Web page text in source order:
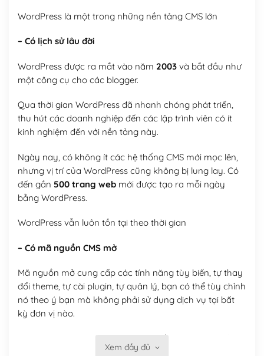
WordPress là một trong những nền tảng CMS lớn
– Có lịch sử lâu đời
WordPress được ra mắt vào năm 2003và bắt đầu như
một công cụ cho các blogger.
Qua thời gian WordPress đã nhanh chóng phát triển,
thu hút các doanh nghiệp đến các lập trình viên có ít
kinh nghiệm đến với nền tảng này.
Ngày nay, có không ít các hệ thống CMS mới mọc lên,
nhưng vị trí của WordPress cũng không bị lung lay. Có
đến gần 500 trang webmới được tạo ra mỗi ngày
bằng WordPress.
WordPress vẫn luôn tồn tại theo thời gian
– Có mã nguồn CMS mở
Mã nguồn mở cung cấp các tính năng tùy biến, tự thay
đổi theme, tự cài plugin, tự quản lý, bạn có thể tùy chỉnh
nó theo ý bạn mà không phải sử dụng dịch vụ tại bất
kỳ đơn vị nào.
Việc của bạn là đăng ký một tên miền và hosting để
Xem đầy đủ